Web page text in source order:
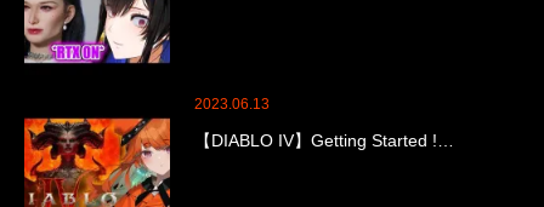
2023.06.13
【DIABLO IV】Getting Started !…